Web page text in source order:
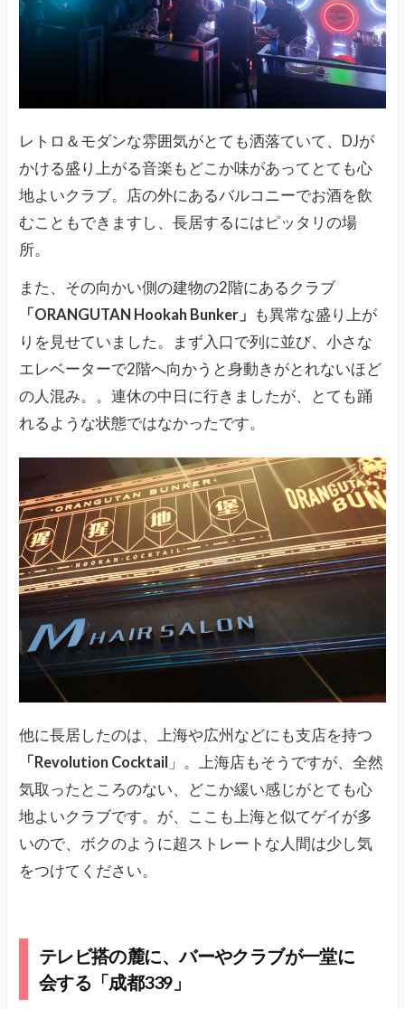
レトロ＆モダンな雰囲気がとても洒落ていて、DJが
かける盛り上がる音楽もどこか味があってとても心
地よいクラブ。店の外にあるバルコニーでお酒を飲
むこともできますし、長居するにはピッタリの場
所。
また、その向かい側の建物の2階にあるクラブ
「ORANGUTAN Hookah Bunker」 も異常な盛り上が
りを見せていました。まず入口で列に並び、小さな
エレベーターで2階へ向かうと身動きがとれないほど
の人混み。。連休の中日に行きましたが、とても踊
れるような状態ではなかったです。
他に長居したのは、上海や広州などにも支店を持つ
「Revolution Cocktail 」。上海店もそうですが、全然
気取ったところのない、どこか緩い感じがとても心
地よいクラブです。が、ここも上海と似てゲイが多
いので、ボクのように超ストレートな人間は少し気
をつけてください。
テレビ搭の麓に、バーやクラブが一堂に
会する「成都339」